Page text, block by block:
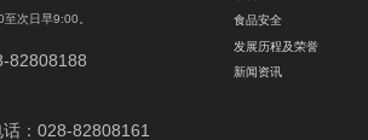
次日早9:00。
82808188
：028-82808161
食品安全
发展历程及荣誉
新闻资讯